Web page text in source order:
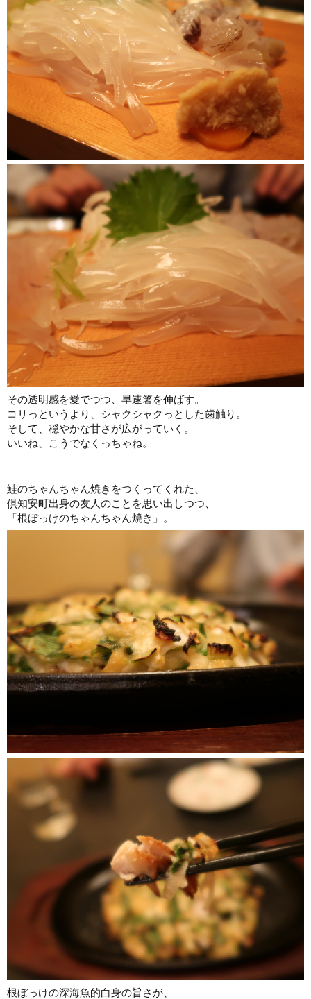
その透明感を愛でつつ、早速箸を伸ばす。
コリっというより、シャクシャクっとした歯触り。
そして、穏やかな甘さが広がっていく。
いいね、こうでなくっちゃね。
鮭のちゃんちゃん焼きをつくってくれた、
倶知安町出身の友人のことを思い出しつつ、
「根ぼっけのちゃんちゃん焼き」。
根ぼっけの深海魚的白身の旨さが、